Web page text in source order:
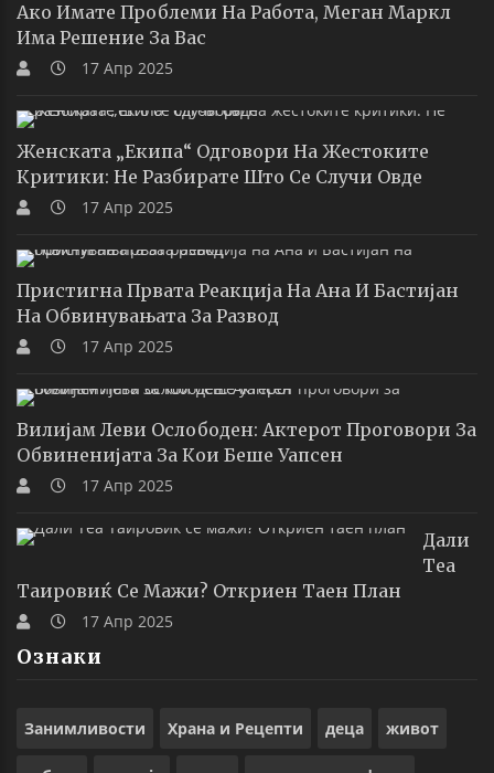
Ако Имате Проблеми На Работа, Меган Маркл
Има Решение За Вас
17 Апр 2025
Женската „екипа“ Одговори На Жестоките
Критики: Не Разбирате Што Се Случи Овде
17 Апр 2025
Пристигна Првата Реакција На Ана И Бастијан
На Обвинувањата За Развод
17 Апр 2025
Вилијам Леви Ослободен: Актерот Проговори За
Обвиненијата За Кои Беше Уапсен
17 Апр 2025
Дали
Теа
Таировиќ Се Мажи? Откриен Таен План
17 Апр 2025
Ознаки
Занимливости Храна и Рецепти деца живот